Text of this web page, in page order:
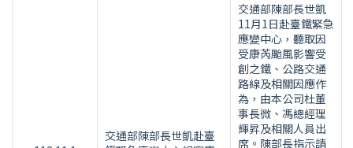
交通部陳部長世凱赴臺
交通部陳部長世凱
11月1日赴臺鐵緊急
應變中心，聽取因
受康芮颱風影響受
創之鐵、公路交通
路線及相關因應作
為，由本公司杜董
事長微、馮總經理
輝昇及相關人員出
席。陳部長指示請